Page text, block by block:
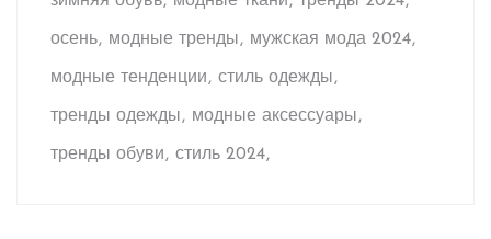
осень модные тренды мужская мода 2024
модные тенденции стиль одежды
тренды одежды модные аксессуары
тренды обуви стиль 2024